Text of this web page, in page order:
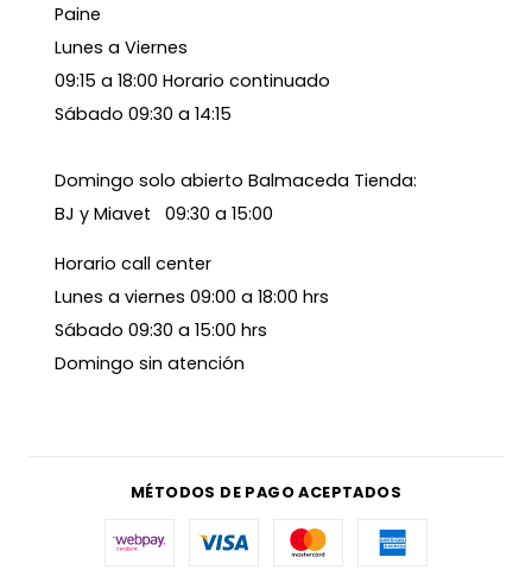
Paine
Lunes a Viernes
09:15 a 18:00 Horario continuado
Sábado 09:30 a 14:15
Domingo solo abierto Balmaceda Tienda:
BJ y Miavet 09:30 a 15:00
Horario call center
Lunes a viernes 09:00 a 18:00 hrs
Sábado 09:30 a 15:00 hrs
Domingo sin atención
MÉTODOS DE PAGO ACEPTADOS